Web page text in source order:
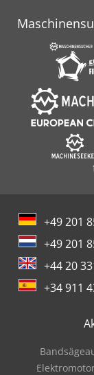
Die
eine
nicht
empfohlen,
Lagerebene
+49 201
+49 201
+44 20
+34 911